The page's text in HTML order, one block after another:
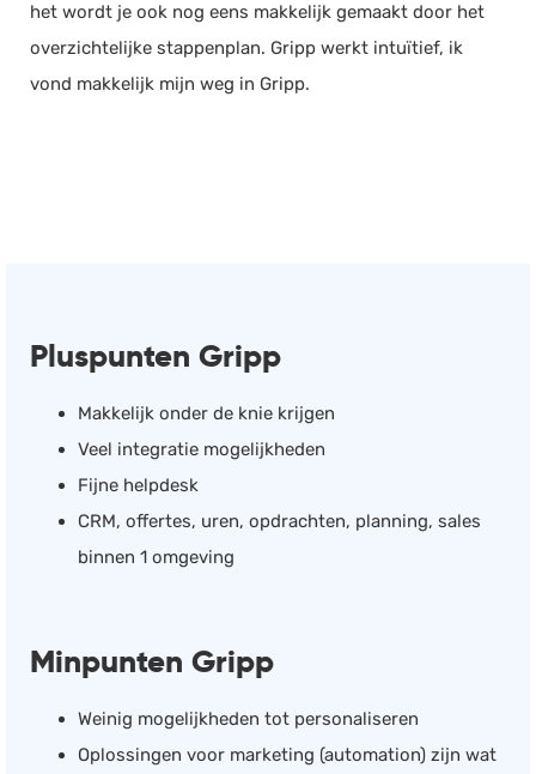
het wordt je ook nog eens makkelijk gemaakt door het
overzichtelijke stappenplan. Gripp werkt intuïtief, ik
vond makkelijk mijn weg in Gripp.
Pluspunten Gripp
Makkelijk onder de knie krijgen
Veel integratie mogelijkheden
Fijne helpdesk
CRM, offertes, uren, opdrachten, planning, sales
binnen 1 omgeving
Minpunten Gripp
Weinig mogelijkheden tot personaliseren
Oplossingen voor marketing (automation) zijn wat